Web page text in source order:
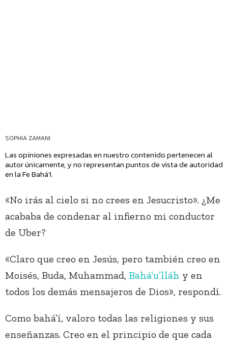
SOPHIA ZAMANI
Las opiniones expresadas en nuestro contenido pertenecen al
autor únicamente, y no representan puntos de vista de autoridad
en la Fe Bahá’í.
«No irás al cielo si no crees en Jesucristo». ¿Me
acababa de condenar al infierno mi conductor
de Uber?
«Claro que creo en Jesús, pero también creo en
Moisés, Buda, Muhammad, Bahá’u’lláh y en
todos los demás mensajeros de Dios», respondí.
Como bahá’í, valoro todas las religiones y sus
enseñanzas. Creo en el principio de que cada